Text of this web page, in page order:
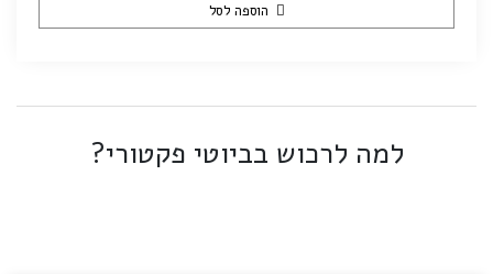
הוספה לסל
למה לרכוש בביוטי פקטורי?